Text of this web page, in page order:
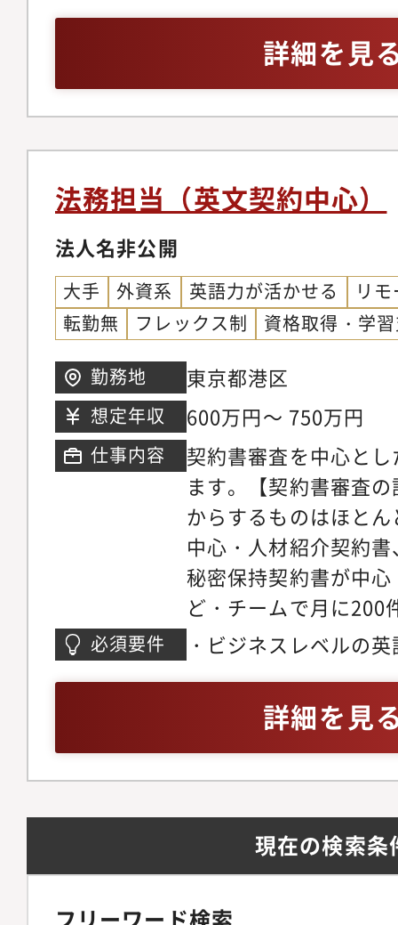
められる業務です。
て、制度運用の改善
労務領域の支援、外
業務範囲を徐々に広
当課長＞担当課長と
え、以下の業務・役
を想定しています。
討・変更・社内運用
遣・請負契約の実態
者管理）・派遣・職
係業務 （行政指導・
各種申請・届出（労
む）、事業報告書作
業向け社員教育・周
等々・外部評価、サ
連の監査対応・優良
務・就業規則改定／
理・人事労務関連業
と協業し、会社制度
し）※将来的には、
担っていただくポジ
の特徴・魅力】 リ
ス部は、コンプライ
管理室の3セクション
20代から60代まで幅
しています。 営業
ス・コンプライアン
験からスタートした
面から支えます。
詳細を見
法務担当（英文契約中心）
法人名非公開
大手 外資系 英語力が活かせる
リ
転勤無
フレックス制 資格取得・学
勤務地 東京都港区
想定年収 600万円～ 750万円
仕事内容
契約書審査を中心と
ます。【契約書審査
からするものはほと
中心・人材紹介契約
秘密保持契約書が中
ど・チームで月に200
チェックほか労働ト
組織】法務4名 ※全
（イギリスの弁護
性）・契約審査担当
ボーンを持つベテラ
ライアンス、Pマーク
ンバー・コンプライ
に担当するメンバー
ニュージーランド人
必須要件
・ビジネスレベルの
経験がある方詳細を見
現在の検索条
フリーワード検索